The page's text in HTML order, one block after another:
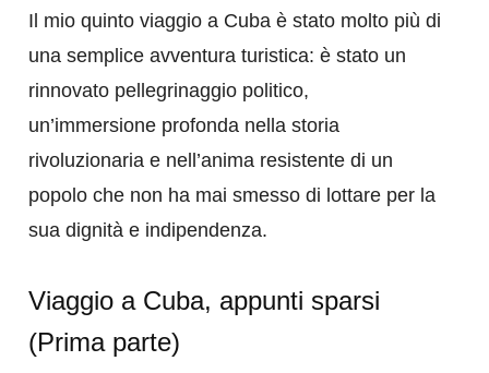
Il mio quinto viaggio a Cuba è stato molto più di
una semplice avventura turistica: è stato un
rinnovato pellegrinaggio politico,
un’immersione profonda nella storia
rivoluzionaria e nell’anima resistente di un
popolo che non ha mai smesso di lottare per la
sua dignità e indipendenza.
Viaggio a Cuba, appunti sparsi
(Prima parte)